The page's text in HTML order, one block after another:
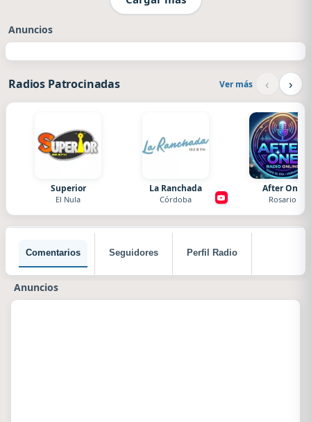
Anuncios
Radios Patrocinadas Ver más ‹ ›
Superior
El Nula
La Ranchada
Córdoba
After One
Rosario
Comentarios Seguidores Perfil Radio
Anuncios